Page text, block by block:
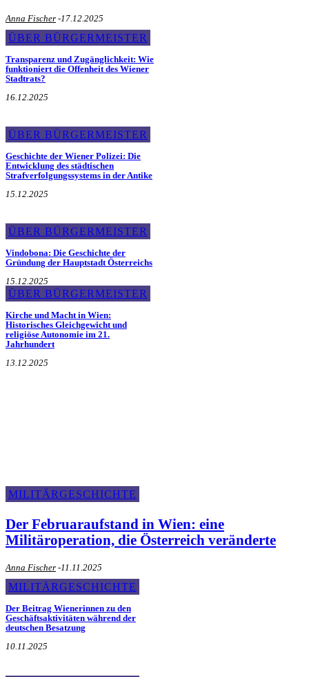
Anna Fischer -17.12.2025
ÜBER BÜRGERMEISTER
Transparenz und Zugänglichkeit: Wie
funktioniert die Offenheit des Wiener
Stadtrats?
16.12.2025
ÜBER BÜRGERMEISTER
Geschichte der Wiener Polizei: Die
Entwicklung des städtischen
Strafverfolgungssystems in der Antike
15.12.2025
ÜBER BÜRGERMEISTER
Vindobona: Die Geschichte der
Gründung der Hauptstadt Österreichs
15.12.2025
ÜBER BÜRGERMEISTER
Kirche und Macht in Wien:
Historisches Gleichgewicht und
religiöse Autonomie im 21.
Jahrhundert
13.12.2025
MILITÄRGESCHICHTE
Der Februaraufstand in Wien: eine
Militäroperation, die Österreich veränderte
Anna Fischer -11.11.2025
MILITÄRGESCHICHTE
Der Beitrag Wienerinnen zu den
Geschäftsaktivitäten während der
deutschen Besatzung
10.11.2025